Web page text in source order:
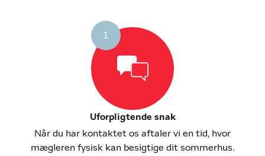
1
Uforpligtende snak
Når du har kontaktet os aftaler vi en tid, hvor
mægleren fysisk kan besigtige dit sommerhus.